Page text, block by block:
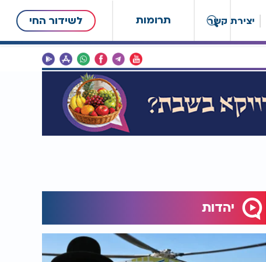
תרומות לשידור החי יצירת קשר
יהדות